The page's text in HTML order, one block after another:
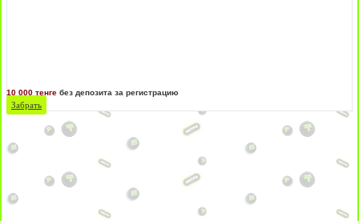
10 000 тенге без депозита за регистрацию
Забрать